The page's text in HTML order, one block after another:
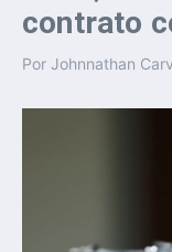
contrato
Por Johnnathan